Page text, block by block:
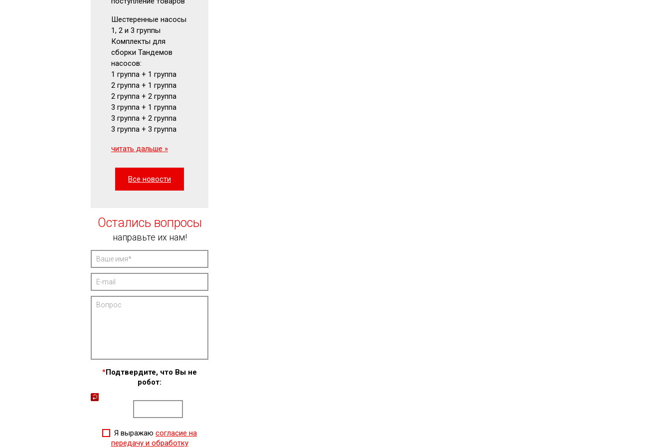
Шестеренные насосы
1, 2 и 3 группы
Комплекты для
сборки Тандемов
насосов:
1 группа + 1 группа
2 группа + 1 группа
2 группа + 2 группа
3 группа + 1 группа
3 группа + 2 группа
3 группа + 3 группа
читать дальше »
Все новости
Остались вопросы
направьте их нам!
*Подтвердите, что Вы не
робот:
Я выражаю согласие на
передачу и обработку